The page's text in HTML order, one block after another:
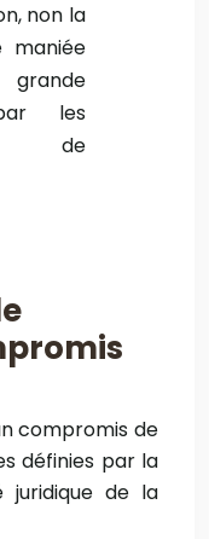
non la
les
de
compromis de
définies par la
juridique de la